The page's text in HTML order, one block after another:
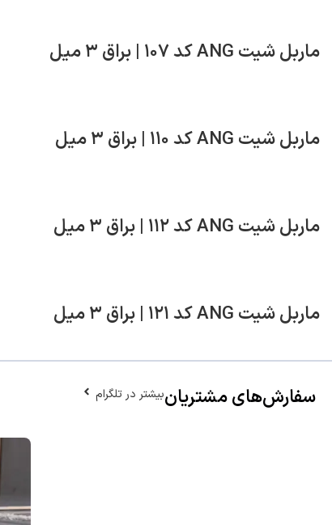
ماربل شیت ANG کد ۱۰۷ | براق ۳ میل
ماربل شیت ANG کد ۱۱۰ | براق ۳ میل
ماربل شیت ANG کد ۱۱۲ | براق ۳ میل
ماربل شیت ANG کد ۱۲۱ | براق ۳ میل
سفارش‌های مشتریانبیشتر در تلگرام